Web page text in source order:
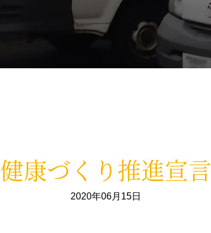
健康づくり推進宣言
2020年06月15日